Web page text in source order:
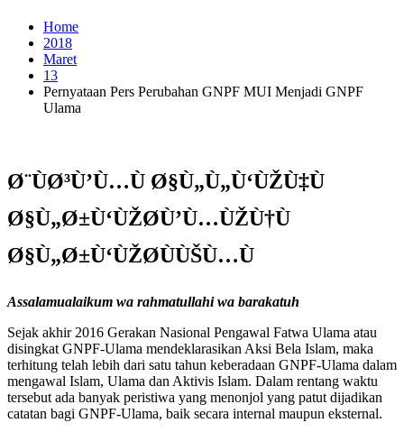
Home
2018
Maret
13
Pernyataan Pers Perubahan GNPF MUI Menjadi GNPF
Ulama
Ø¨ÙØ³Ù’Ù…Ù Ø§Ù„Ù„Ù‘ÙŽÙ‡Ù
Ø§Ù„Ø±Ù‘ÙŽØ­Ù’Ù…ÙŽÙ†Ù
Ø§Ù„Ø±Ù‘ÙŽØ­ÙÙŠÙ…Ù
Assalamualaikum wa rahmatullahi wa barakatuh
Sejak akhir 2016 Gerakan Nasional Pengawal Fatwa Ulama atau
disingkat GNPF-Ulama mendeklarasikan Aksi Bela Islam, maka
terhitung telah lebih dari satu tahun keberadaan GNPF-Ulama dalam
mengawal Islam, Ulama dan Aktivis Islam. Dalam rentang waktu
tersebut ada banyak peristiwa yang menonjol yang patut dijadikan
catatan bagi GNPF-Ulama, baik secara internal maupun eksternal.